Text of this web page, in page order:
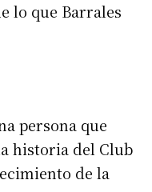
lo que Barrales
persona que
historia del Club
de la